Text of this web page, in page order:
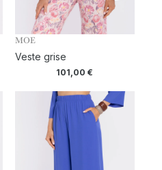
MOE
Veste grise
101,00€